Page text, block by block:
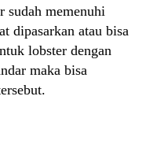
sudah memenuhi
dipasarkan atau bisa
lobster dengan
maka bisa